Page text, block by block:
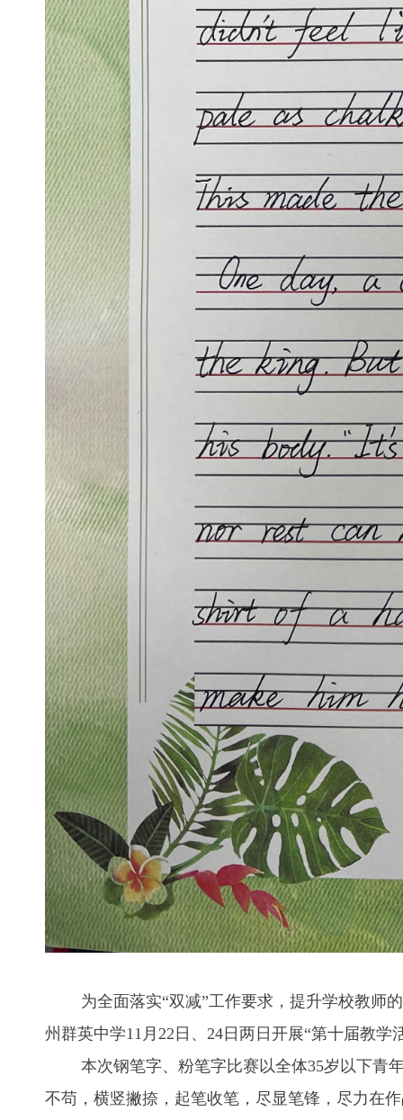
为全面落实“双减”工作要求，提升学校教师的
州群英中学11月22日、24日两日开展“第十届教
本次钢笔字、粉笔字比赛以全体35岁以下青年
不苟，横竖撇捺，起笔收笔，尽显笔锋，尽力在